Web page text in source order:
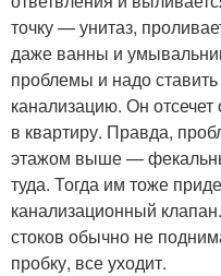
точку — унитаз,
даже ванны и
проблемы и надо
канализацию. Он
в квартиру. Правда,
этажом выше —
туда. Тогда им тоже
канализационный
стоков обычно не
пробку, все уходит.